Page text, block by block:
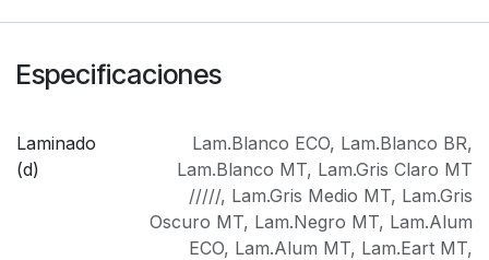
Especificaciones
Laminado
(d)
Lam.Blanco ECO, Lam.Blanco BR,
Lam.Blanco MT, Lam.Gris Claro MT
/////, Lam.Gris Medio MT, Lam.Gris
Oscuro MT, Lam.Negro MT, Lam.Alum
ECO, Lam.Alum MT, Lam.Eart MT,